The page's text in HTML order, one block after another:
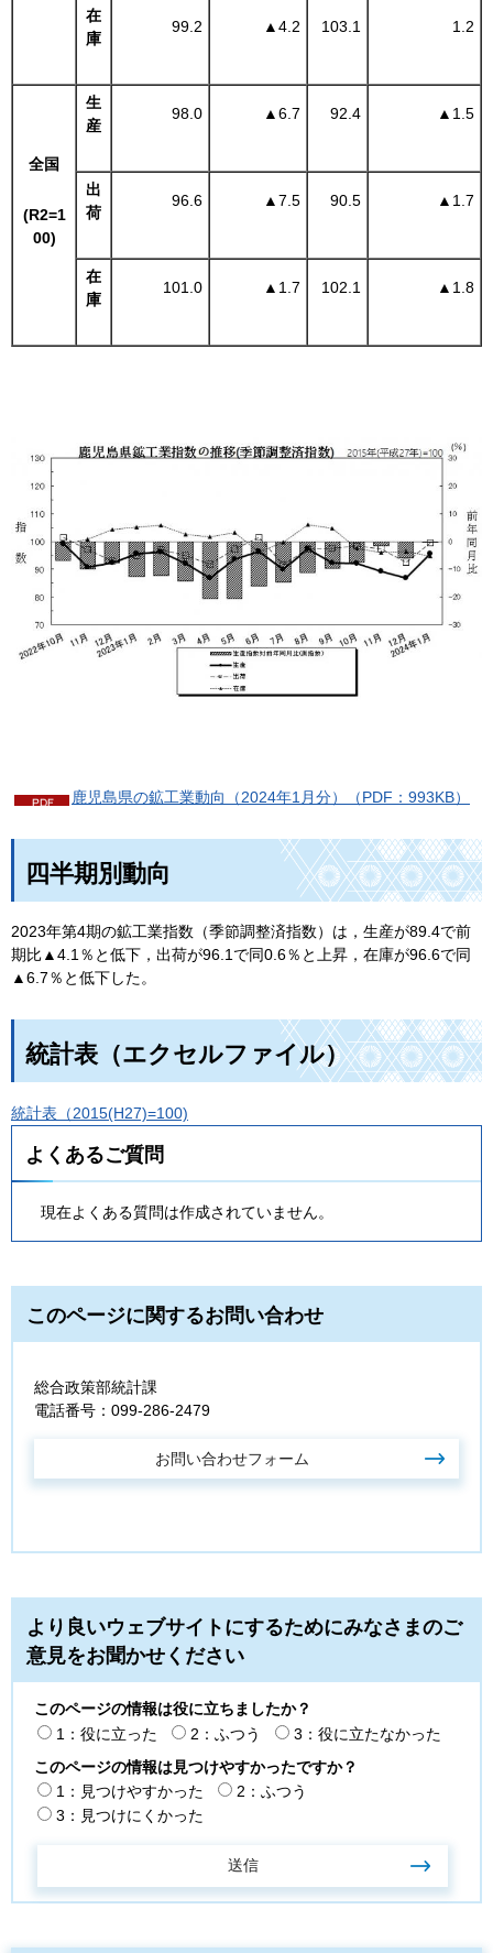
在
庫
99.2 ▲4.2 103.1 1.2
全国
(R2=1
00)
生
産
98.0 ▲6.7 92.4 ▲ 1.5
出
荷
96.6 ▲7.5 90.5 ▲ 1.7
在
庫
101.0 ▲ 1.7 102.1 ▲ 1.8
鹿児島県の鉱工業動向（2024年1月分）（PDF：993KB）
四半期別動向
2023年第4期の鉱工業指数（季節調整済指数）は，生産が89.4で前
期比▲4.1％と低下，出荷が96.1で同0.6％と上昇，在庫が96.6で同
▲6.7％と低下した。
統計表（エクセルファイル）
統計表（2015(H27)=100)
よくあるご質問
現在よくある質問は作成されていません。
このページに関するお問い合わせ
総合政策部統計課
電話番号：099-286-2479
より良いウェブサイトにするためにみなさまのご
意見をお聞かせください
このページの情報は役に立ちましたか？
1：役に立った
2：ふつう
3：役に立たなかった
このページの情報は見つけやすかったですか？
1：見つけやすかった
2：ふつう
3：見つけにくかった